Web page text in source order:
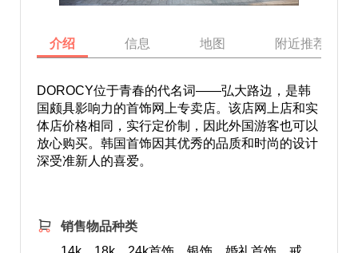
介绍 信息 地图 附近推荐景点
DOROCY位于青春的代名词——弘大路边，是韩
国颇具影响力的首饰网上专卖店。该店网上店和实
体店价格相同，实行定价制，因此外国游客也可以
放心购买。韩国首饰因其优秀的品质和时尚的设计
深受准新人的喜爱。
销售物品种类